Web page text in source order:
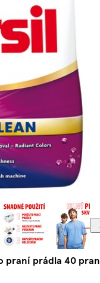
praní prádla 40